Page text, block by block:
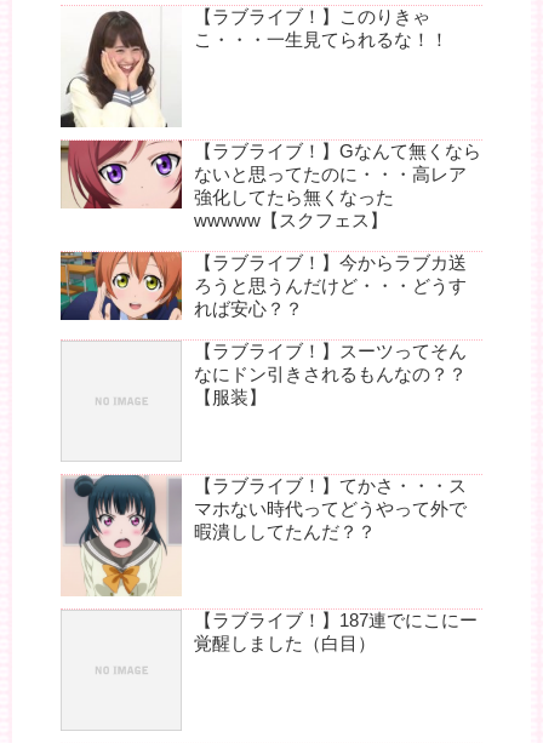
【ラブライブ！】このりきゃ
こ・・・一生見てられるな！！
【ラブライブ！】Gなんて無くなら
ないと思ってたのに・・・高レア
強化してたら無くなった
wwwww【スクフェス】
【ラブライブ！】今からラブカ送
ろうと思うんだけど・・・どうす
れば安心？？
【ラブライブ！】スーツってそん
なにドン引きされるもんなの？？
【服装】
【ラブライブ！】てかさ・・・ス
マホない時代ってどうやって外で
暇潰ししてたんだ？？
【ラブライブ！】187連でにこにー
覚醒しました（白目）